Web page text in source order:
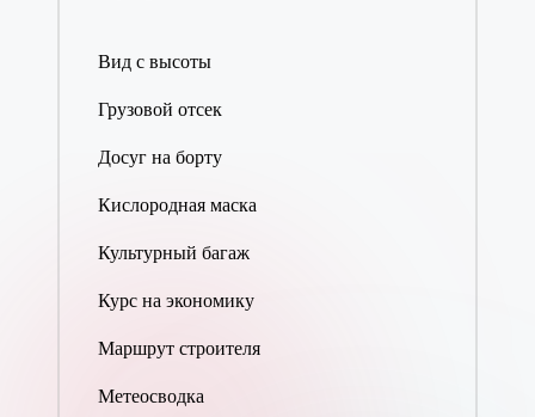
Вид с высоты
Грузовой отсек
Досуг на борту
Кислородная маска
Культурный багаж
Курс на экономику
Маршрут строителя
Метеосводка